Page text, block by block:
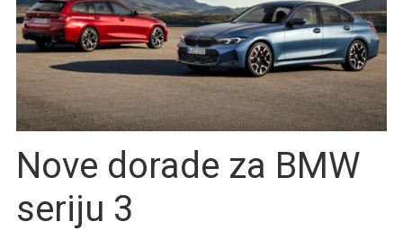
Nove dorade za BMW
seriju 3